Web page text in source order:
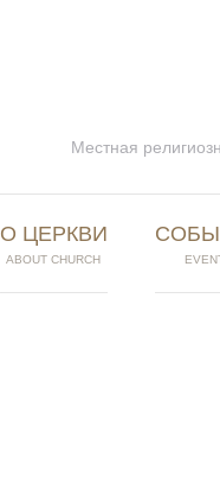
Местная
О ЦЕРКВИ
ABOUT CHURCH